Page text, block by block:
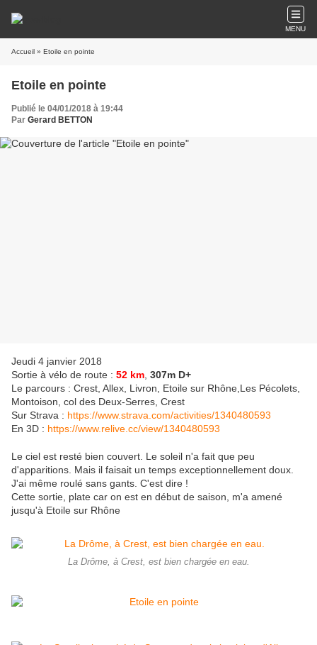
MENU
Accueil » Etoile en pointe
Etoile en pointe
Publié le 04/01/2018 à 19:44
Par Gerard BETTON
Jeudi 4 janvier 2018
Sortie à vélo de route : 52 km 307m D+
Le parcours : Crest, Allex, Livron, Etoile sur Rhône,Les Pécolets,
Montoison, col des Deux-Serres, Crest
Sur Strava : https://www.strava.com/activities/1340480593
En 3D : https://www.relive.cc/view/1340480593
Le ciel est resté bien couvert. Le soleil n'a fait que peu
d'apparitions. Mais il faisait un temps exceptionnellement doux.
J'ai même roulé sans gants. C'est dire !
Cette sortie, plate car on est en début de saison, m'a amené
jusqu'à Etoile sur Rhône
La Drôme, à Crest, est bien chargée en eau.